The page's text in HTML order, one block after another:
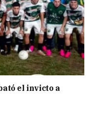
el invicto a